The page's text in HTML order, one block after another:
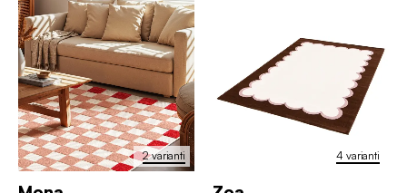
2 varianti 4 varianti